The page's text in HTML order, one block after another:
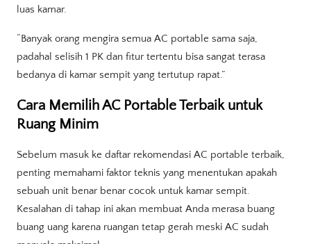
luas kamar.
“Banyak orang mengira semua AC portable sama saja,
padahal selisih 1 PK dan fitur tertentu bisa sangat terasa
bedanya di kamar sempit yang tertutup rapat.”
Cara Memilih AC Portable Terbaik untuk
Ruang Minim
Sebelum masuk ke daftar rekomendasi AC portable terbaik,
penting memahami faktor teknis yang menentukan apakah
sebuah unit benar benar cocok untuk kamar sempit.
Kesalahan di tahap ini akan membuat Anda merasa buang
buang uang karena ruangan tetap gerah meski AC sudah